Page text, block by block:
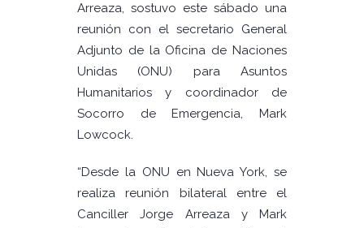
Arreaza, sostuvo este sábado una
reunión con el secretario General
Adjunto de la Oficina de Naciones
Unidas (ONU) para Asuntos
Humanitarios y coordinador de
Socorro de Emergencia, Mark
Lowcock.
“Desde la ONU en Nueva York, se
realiza reunión bilateral entre el
Canciller Jorge Arreaza y Mark